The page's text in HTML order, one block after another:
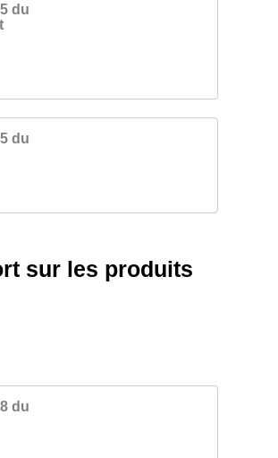
du
du
sur les produits
du